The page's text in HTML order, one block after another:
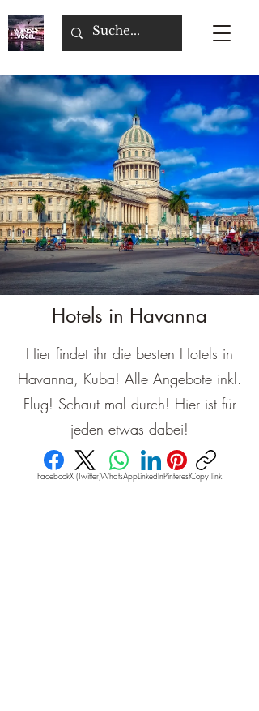
Hotels in Havanna
Hier findet ihr die besten Hotels in
Havanna, Kuba! Alle Angebote inkl.
Flug! Schaut mal durch! Hier ist für
jeden etwas dabei!
FacebookX (Twitter)WhatsAppLinkedInPinterestCopy link